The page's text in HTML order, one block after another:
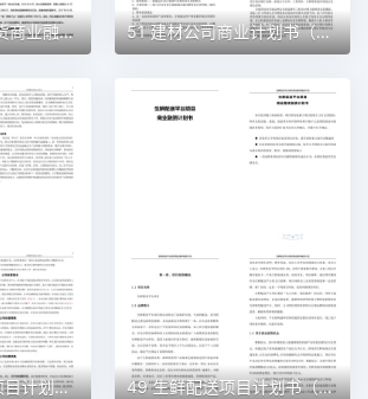
09 自媒体直播带货商业融资计划书（word+ppt配套）创业计划书word模板 51 建材公司商业计划书（word+ppt配套）创业计划书word模板
50月嫂教育培训项目计划书（word＋ppt配套）创业计划书word模板 49 生鲜配送项目计划书（word＋ppt配套）创业计划书word模板